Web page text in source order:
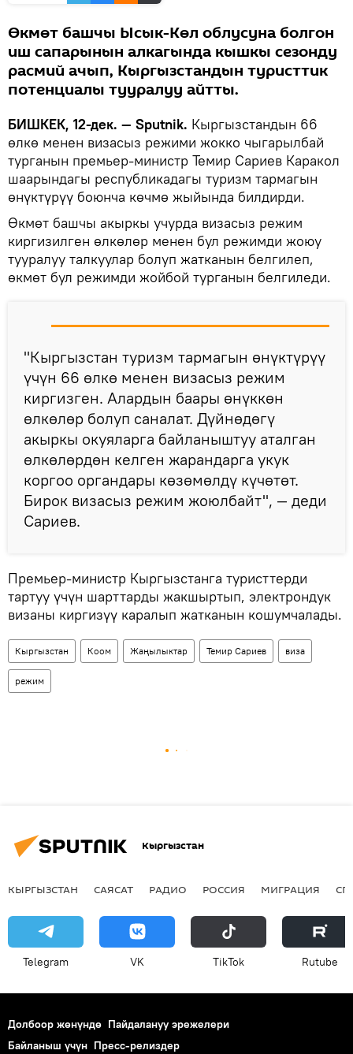
Өкмөт башчы Ысык-Көл облусуна болгон
иш сапарынын алкагында кышкы сезонду
расмий ачып, Кыргызстандын туристтик
потенциалы тууралуу айтты.
БИШКЕК, 12-дек. — Sputnik. Кыргызстандын 66
өлкө менен визасыз режими жокко чыгарылбай
турганын премьер-министр Темир Сариев Каракол
шаарындагы республикадагы туризм тармагын
өнүктүрүү боюнча көчмө жыйында билдирди.
Өкмөт башчы акыркы учурда визасыз режим
киргизилген өлкөлөр менен бул режимди жоюу
тууралуу талкуулар болуп жатканын белгилеп,
өкмөт бул режимди жойбой турганын белгиледи.
"Кыргызстан туризм тармагын өнүктүрүү
үчүн 66 өлкө менен визасыз режим
киргизген. Алардын баары өнүккөн
өлкөлөр болуп саналат. Дүйнөдөгү
акыркы окуяларга байланыштуу аталган
өлкөлөрдөн келген жарандарга укук
коргоо органдары көзөмөлдү күчөтөт.
Бирок визасыз режим жоюлбайт", — деди
Сариев.
Премьер-министр Кыргызстанга туристтерди
тартуу үчүн шарттарды жакшыртып, электрондук
визаны киргизүү каралып жатканын кошумчалады.
Кыргызстан Коом Жаңылыктар Темир Сариев виза
режим
Кыргызстан
КЫРГЫЗСТАН САЯСАТ РАДИО РОССИЯ МИГРАЦИЯ
Telegram VK ТikТоk Rutube
Долбоор жөнүндө Пайдалануу эрежелери
Байланыш үчүн Пресс-релиздер